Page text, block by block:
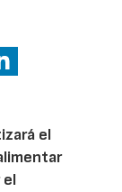
el
el